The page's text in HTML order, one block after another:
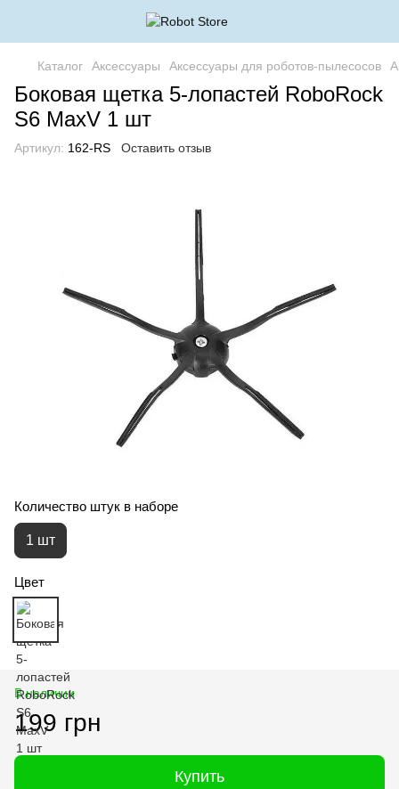
Каталог Аксессуары Аксессуары для роботов-пылесосов
Боковая щетка 5-лопастей RoboRock
S6 MaxV 1 шт
Артикул: 162-RS Оставить отзыв
Количество штук в наборе
1 шт
Цвет
В наличии
199 грн
Купить